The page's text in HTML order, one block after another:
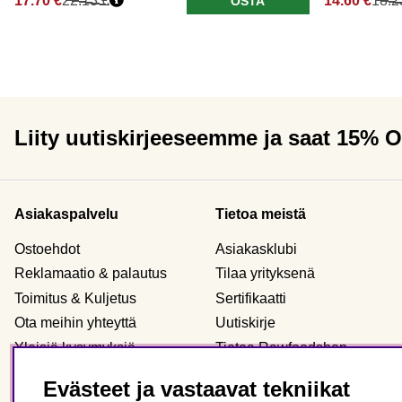
Liity uutiskirjeeseemme ja saat 15%
Asiakaspalvelu
Ostoehdot
Reklamaatio & palautus
Toimitus & Kuljetus
Ota meihin yhteyttä
Yleisiä kysymyksiä
Henkilökohtaiset tiedot
Tietoa meistä
Asiakasklubi
Tilaa yrityksenä
Sertifikaatti
Uutiskirje
Tietoa Rawfoodshop
Evästeet ja vastaavat tekniikat